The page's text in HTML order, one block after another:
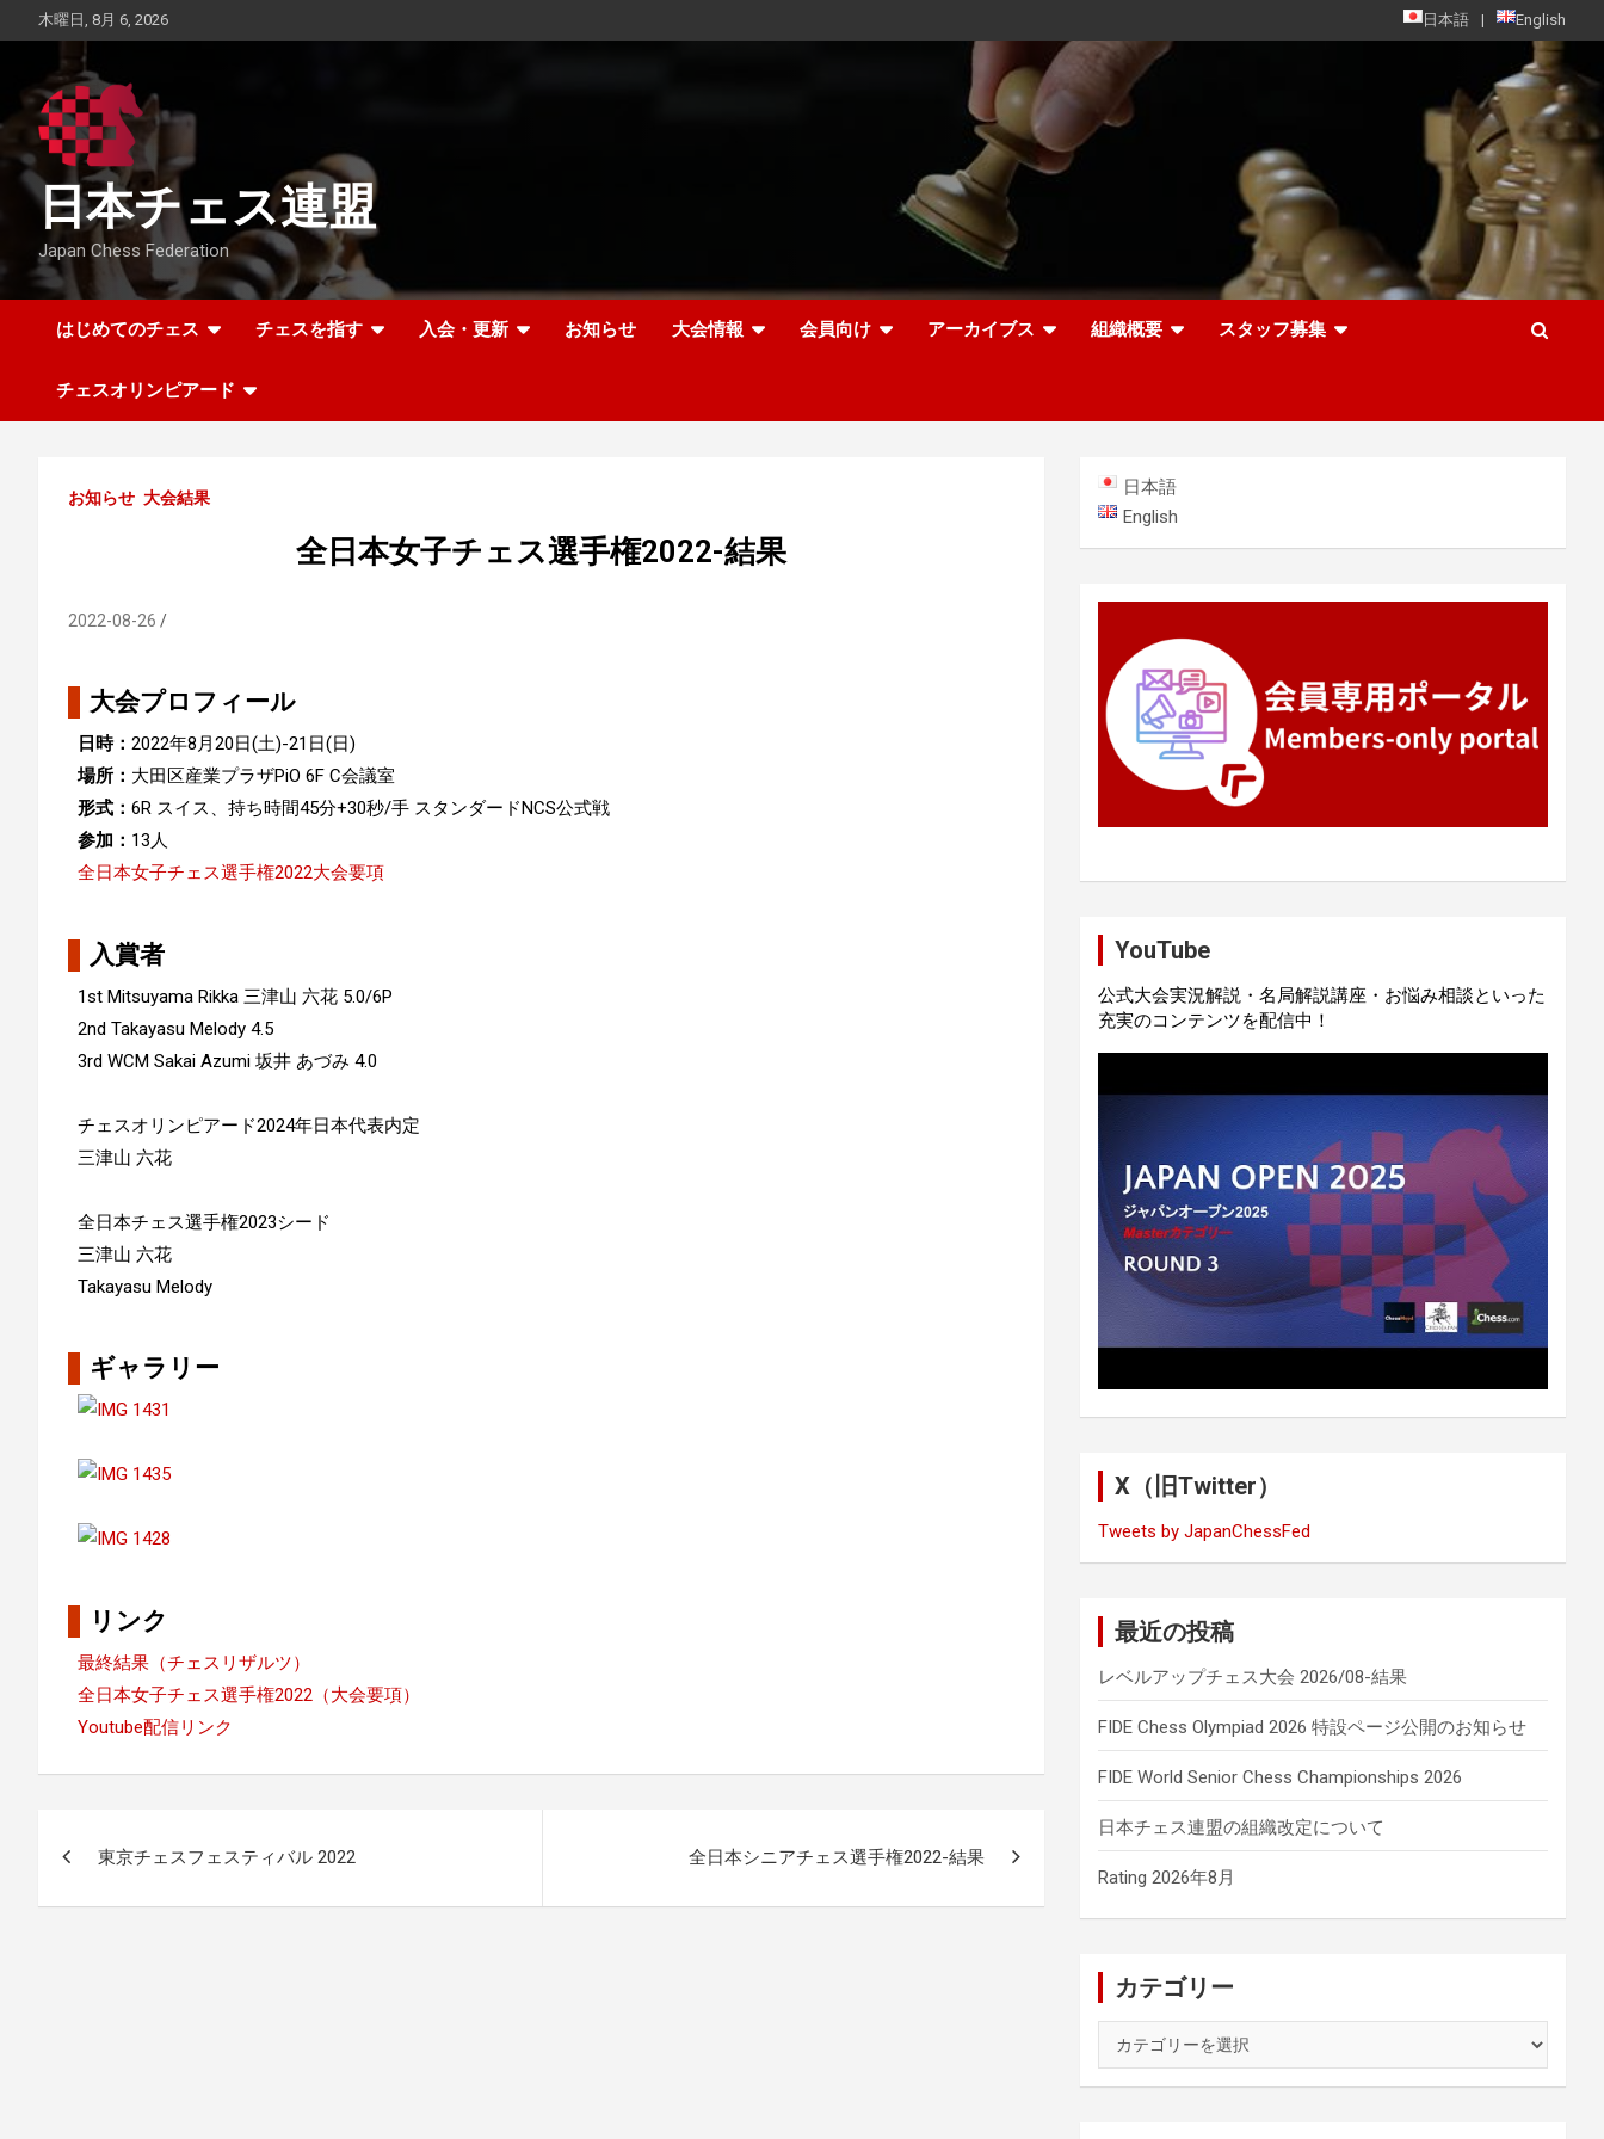
to
木曜日, 8月 6, 2026 日本語 English
日本チェス連盟
Japan Chess Federation
はじめてのチェス チェスを指す 入会・更新 お知らせ 大会情報 会員向け アーカイブス 組織概要 スタッフ募集
チェスオリンピアード
お知らせ 大会結果
全日本女子チェス選手権2022-結果
2022-08-26
大会プロフィール
日時： 2022年8月20日(土)-21日(日)
場所： 大田区産業プラザPiO 6F C会議室
形式： 6R スイス、持ち時間45分+30秒/手 スタンダードNCS公式戦
参加： 13人
全日本女子チェス選手権2022大会要項
入賞者
1st Mitsuyama Rikka 三津山 六花 5.0/6P
2nd Takayasu Melody 4.5
3rd WCM Sakai Azumi 坂井 あづみ 4.0
チェスオリンピアード2024年日本代表内定
三津山 六花
全日本チェス選手権2023シード
三津山 六花
Takayasu Melody
ギャラリー
リンク
最終結果（チェスリザルツ）
全日本女子チェス選手権2022（大会要項）
Youtube配信リンク
東京チェスフェスティバル 2022 全日本シニアチェス選手権2022-結果
日本語
English
YouTube
公式大会実況解説・名局解説講座・お悩み相談といった
充実のコンテンツを配信中！
X（旧Twitter）
Tweets by JapanChessFed
最近の投稿
レベルアップチェス大会 2026/08-結果
FIDE Chess Olympiad 2026 特設ページ公開のお知らせ
FIDE World Senior Chess Championships 2026
日本チェス連盟の組織改定について
Rating 2026年8月
カテゴリー
ゴ